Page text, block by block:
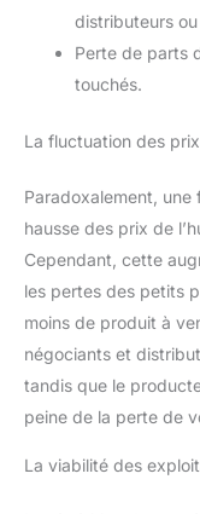
distributeurs
Perte de parts
touchés.
La fluctuation des
Paradoxalement,
hausse des prix de
Cependant, cette
les pertes des petits
moins de produit à
négociants et
tandis que le
peine de la perte de
La viabilité des